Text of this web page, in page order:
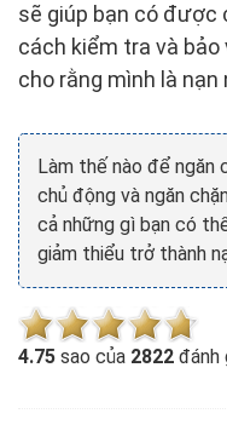
sẽ giúp bạn có được
cách kiểm tra và bảo
cho rằng mình là nạn
Làm thế nào để ngăn
chủ động và ngăn
cả những gì bạn có
giảm thiểu trở thành
4.75 sao của 2822 đánh